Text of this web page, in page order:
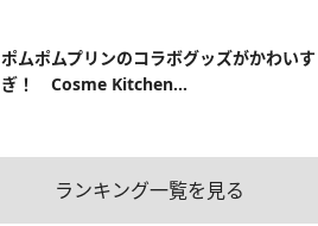
ポムポムプリンのコラボグッズがかわいす
ぎ！ Cosme Kitchen...
ランキング一覧を見る